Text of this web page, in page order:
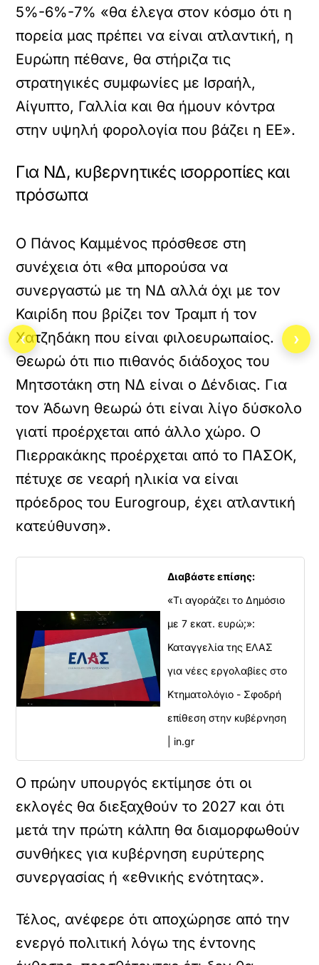
5%-6%-7% «θα έλεγα στον κόσμο ότι η
πορεία μας πρέπει να είναι ατλαντική, η
Ευρώπη πέθανε, θα στήριζα τις
στρατηγικές συμφωνίες με Ισραήλ,
Αίγυπτο, Γαλλία και θα ήμουν κόντρα
στην υψηλή φορολογία που βάζει η ΕΕ».
Για ΝΔ, κυβερνητικές ισορροπίες και
πρόσωπα
Ο Πάνος Καμμένος πρόσθεσε στη
συνέχεια ότι «θα μπορούσα να
συνεργαστώ με τη ΝΔ αλλά όχι με τον
Καιρίδη που βρίζει τον Τραμπ ή τον
Χατζηδάκη που είναι φιλοευρωπαίος.
Θεωρώ ότι πιο πιθανός διάδοχος του
Μητσοτάκη στη ΝΔ είναι ο Δένδιας. Για
τον Άδωνη θεωρώ ότι είναι λίγο δύσκολο
γιατί προέρχεται από άλλο χώρο. Ο
Πιερρακάκης προέρχεται από το ΠΑΣΟΚ,
πέτυχε σε νεαρή ηλικία να είναι
πρόεδρος του Eurogroup, έχει ατλαντική
κατεύθυνση».
Διαβάστε επίσης:
«Τι αγοράζει το Δημόσιο
με 7 εκατ. ευρώ;»:
Καταγγελία της ΕΛΑΣ
για νέες εργολαβίες στο
Κτηματολόγιο - Σφοδρή
επίθεση στην κυβέρνηση
| in.gr
Ο πρώην υπουργός εκτίμησε ότι οι
εκλογές θα διεξαχθούν το 2027 και ότι
μετά την πρώτη κάλπη θα διαμορφωθούν
συνθήκες για κυβέρνηση ευρύτερης
συνεργασίας ή «εθνικής ενότητας».
Τέλος, ανέφερε ότι αποχώρησε από την
ενεργό πολιτική λόγω της έντονης
‹ ›